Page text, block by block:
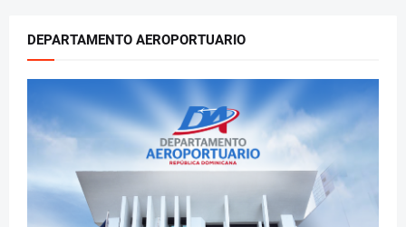
DEPARTAMENTO AEROPORTUARIO